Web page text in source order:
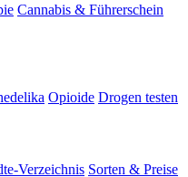
Cannabis & Führerschein
Opioide Drogen testen
Verzeichnis Sorten & Preise